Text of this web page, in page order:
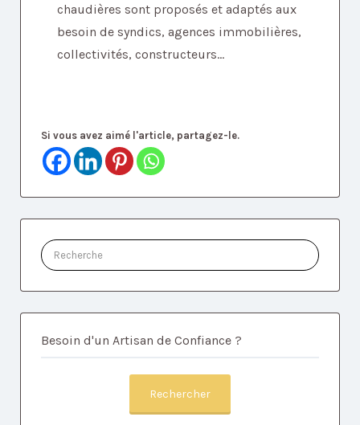
chaudières sont proposés et adaptés aux
besoin de syndics, agences immobilières,
collectivités, constructeurs...
Si vous avez aimé l'article, partagez-le.
Rechercher:
Besoin d'un Artisan de Confiance ?
Rechercher